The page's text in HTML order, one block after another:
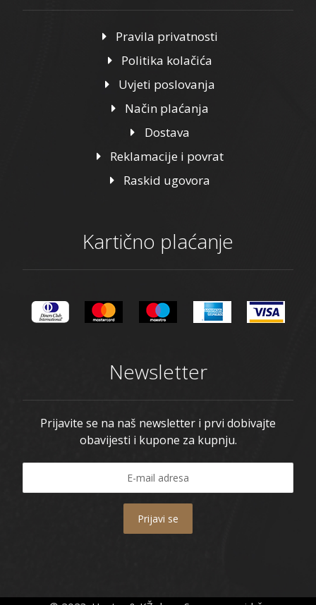
Pravila privatnosti
Politika kolačića
Uvjeti poslovanja
Način plaćanja
Dostava
Reklamacije i povrat
Raskid ugovora
Kartično plaćanje
Newsletter
Prijavite se na naš newsletter i prvi dobivajte
obavijesti i kupone za kupnju.
Prijavi se